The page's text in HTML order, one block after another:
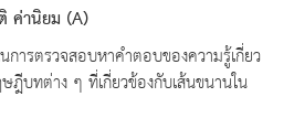
ค่านิยม (A)
ารตรวจสอบหาคำตอบของความรู้เกี่ยว
บทต่าง ๆ ที่เกี่ยวข้องกับเส้นขนานใน